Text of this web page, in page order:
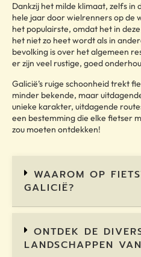
Dankzij het milde klimaat, zelfs
hele jaar door wielrenners op de
het populairste, omdat het in
het niet zo heet wordt als in
bevolking is over het algemeen
er zijn veel rustige, goed
Galicië’s ruige schoonheid trekt
minder bekende, maar
unieke karakter, uitdagende
een bestemming die elke fietser
zou moeten ontdekken!
WAAROM OP
GALICIË?
ONTDEK DE
LANDSCHAPPEN